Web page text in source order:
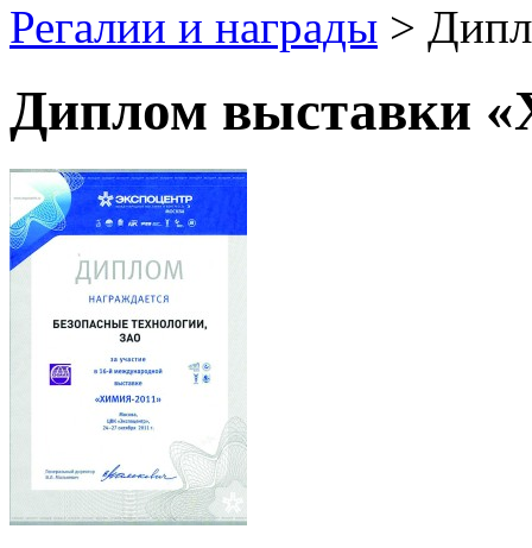
Регалии и награды >
Диплом выставки